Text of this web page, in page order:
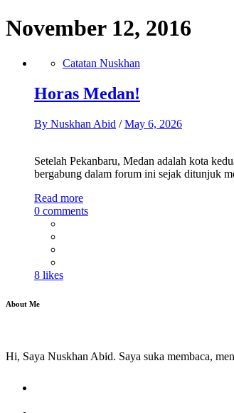
November 12, 2016
Catatan Nuskhan
Horas Medan!
By Nuskhan Abid /May 6, 2026
Setelah Pekanbaru, Medan adalah kota
bergabung dalam forum ini sejak ditunjuk
Read more
0 comments
8 likes
About Me
Hi, Saya Nuskhan Abid. Saya suka membaca,